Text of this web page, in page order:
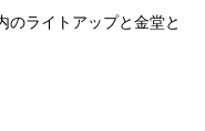
のライトアップと金堂と